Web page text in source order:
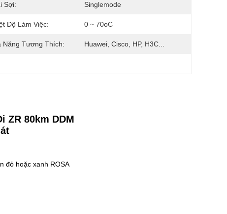
Sợi: Singlemode
Độ Làm Việc: 0 ~ 70oC
Năng Tương Thích: Huawei, Cisco, HP, H3C...
ZR 80km DDM
đỏ hoặc xanh ROSA